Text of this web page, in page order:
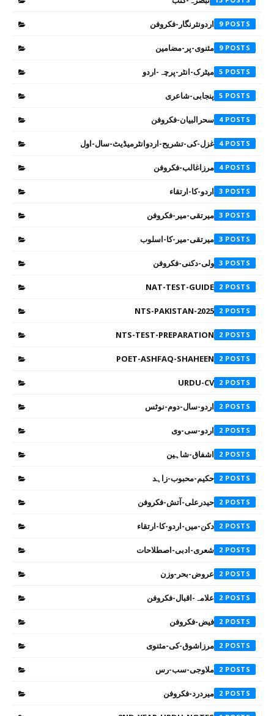
اردونثرنگار-فکروفن 9
مثنوی-پر-مضامین 9
میٹرک-انٹر-پرچہ-اردو 5
پنجابی-شاعری 5
سحرالبیان-فکروفن 4
غزل-کی-تشریح-اردوانٹرمیڈیٹ-سال-اول 4
مرزاغالب-فکروفن 4
اردو-کا-ارتقاء 3
میرتقی-میر-فکروفن 3
میرتقی-میر-کا-اسلوب 3
ولی-دکنی-فکروفن 3
NAT-TEST-GUIDE 2
NTS-PAKISTAN-2025 2
NTS-TEST-PREPARATION 2
POET-ASHFAQ-SHAHEEN 2
URDU-CV 2
اردو-سال-دوم-نوٹس 2
اردو-سی-وی 2
اشفاق-شاہین 2
حکیم-محبوب-زاہد 2
حیدرعلی-آتش-فکروفن 2
دکن-میں-اردو-کا-ارتقاء 2
شعری-ادبی-اصطلاحات 2
عروض-بحر-وزن 2
علامہ-اقبال-فکروفن 2
فیض-فکروفن 2
مرزاشوق-کی-مثنوی 2
ملاوجی-سب-رس 2
میردرد-فکروفن 2